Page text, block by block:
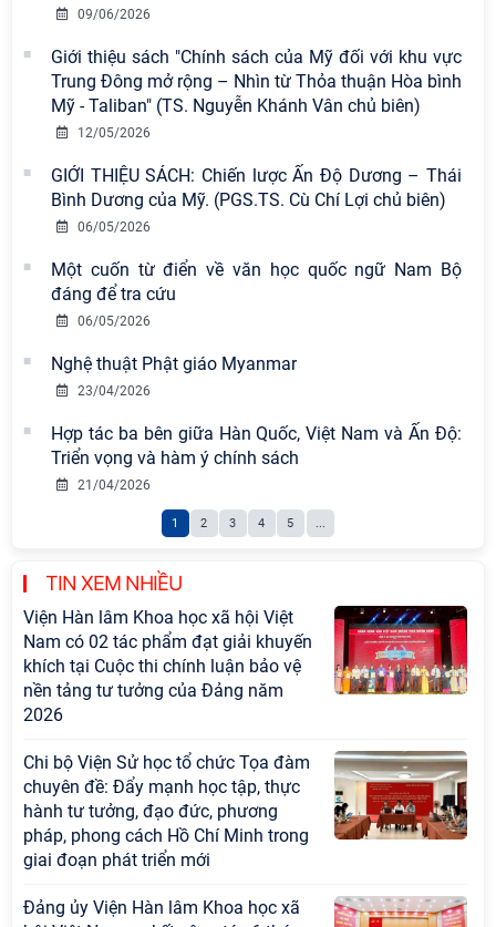
09/06/2026
Giới thiệu sách "Chính sách của Mỹ đối với khu vực
Trung Đông mở rộng – Nhìn từ Thỏa thuận Hòa bình
Mỹ - Taliban" (TS. Nguyễn Khánh Vân chủ biên)
12/05/2026
GIỚI THIỆU SÁCH: Chiến lược Ấn Độ Dương – Thái
Bình Dương của Mỹ. (PGS.TS. Cù Chí Lợi chủ biên)
06/05/2026
Một cuốn từ điển về văn học quốc ngữ Nam Bộ
đáng để tra cứu
06/05/2026
Nghệ thuật Phật giáo Myanmar
23/04/2026
Hợp tác ba bên giữa Hàn Quốc, Việt Nam và Ấn Độ:
Triển vọng và hàm ý chính sách
21/04/2026
1 2 3 4 5 ...
TIN XEM NHIỀU
Viện Hàn lâm Khoa học xã hội Việt
Nam có 02 tác phẩm đạt giải khuyến
khích tại Cuộc thi chính luận bảo vệ
nền tảng tư tưởng của Đảng năm
2026
Chi bộ Viện Sử học tổ chức Tọa đàm
chuyên đề: Đẩy mạnh học tập, thực
hành tư tưởng, đạo đức, phương
pháp, phong cách Hồ Chí Minh trong
giai đoạn phát triển mới
Đảng ủy Viện Hàn lâm Khoa học xã